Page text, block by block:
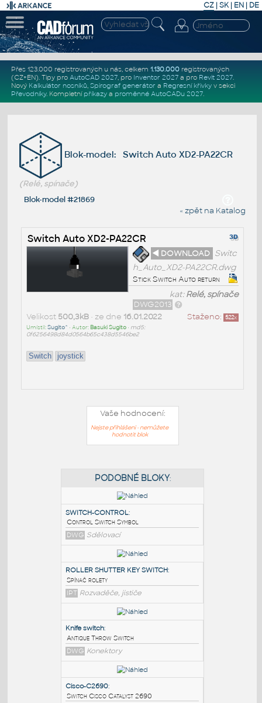
CZ | SK| EN | DE
Přes 123.000 registrovaných u nás, celkem 1.130.000registrovaných
(CZ+EN). Tipy pro AutoCAD 2027, pro Inventor 2027a pro Revit 2027.
Nový Kalkulátor nosníků, Spirograf generátor a Regresní křivkyv sekci
Převodníky. Kompletní příkazya proměnné AutoCADu 2027.
Blok-model: Switch Auto XD2-PA22CR
(Relé, spínače)
Blok-model #21869
« zpět na Katalog
Switch Auto XD2-PA22CR
◄ DOWNLOAD Switc
h_Auto_XD2-PA22CR.dwg
Stick Switch Auto return
kat:Relé, spínače
DWG2013
Staženo: 522x
Velikost 500,3kB• ze dne 16.01.2022
Umístil:Sugito^ • Autor: Basuki Sugito• md5:
0f6256498d84d0564b65c438d5546be2
Switch joystick
Vaše hodnocení:
Nejste přihlášeni - nemůžete
hodnotit blok
PODOBNÉ BLOKY:
SWITCH-CONTROL:
Control Switch Symbol
DWG Sdělovací
ROLLER SHUTTER KEY SWITCH
Spínač rolety
IPT Rozvaděče, jističe